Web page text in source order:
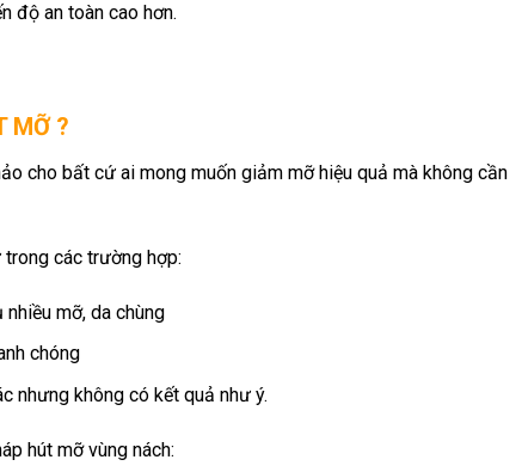
độ an toàn cao hơn.
MỠ ?
cho bất cứ ai mong muốn giảm mỡ hiệu quả mà không cần
các trường hợp:
mỡ, da chùng
chóng
nhưng không có kết quả như ý.
hút mỡ vùng nách: